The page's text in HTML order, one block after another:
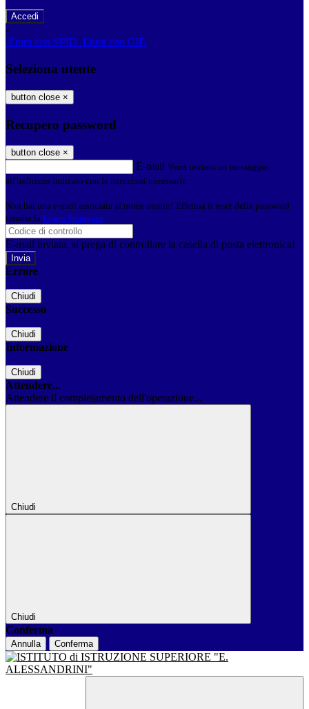
-
Entra con SPID Entra con CIE
Seleziona utente
button close ×
Recupero password
button close ×
E-mail Verrà inviato un messaggio
all'indirizzo indicato con le istruzioni necessarie.
Non hai una e-mail associata al nome utente? Effettua il reset della password
tramite la Login Spaggiari
E-mail inviata, si prega di controllare la casella di posta elettronica!
Errore
Chiudi
Successo
Chiudi
Informazione
Chiudi
Attendere...
Attendere il completamento dell'operazione...
Chiudi
Chiudi
Conferma
Annulla Conferma